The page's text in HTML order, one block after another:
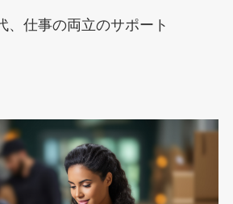
、仕事の両立のサポート